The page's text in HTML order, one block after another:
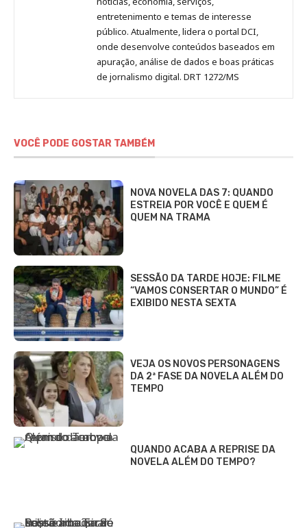
entretenimento e temas de interesse
público. Atualmente, lidera o portal DCI,
onde desenvolve conteúdos baseados em
apuração, análise de dados e boas práticas
de jornalismo digital. DRT 1272/MS
VOCÊ PODE GOSTAR TAMBÉM
NOVA NOVELA DAS 7: QUANDO
ESTREIA POR VOCÊ E QUEM É
QUEM NA TRAMA
SESSÃO DA TARDE HOJE: FILME
“VAMOS CONSERTAR O MUNDO” É
EXIBIDO NESTA SEXTA
VEJA OS NOVOS PERSONAGENS
DA 2ª FASE DA NOVELA ALÉM DO
TEMPO
QUANDO ACABA A REPRISE DA
NOVELA ALÉM DO TEMPO?